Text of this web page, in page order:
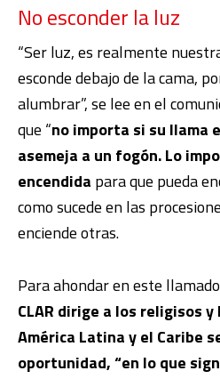
No esconder la luz
“Ser luz, es realmente
esconde debajo de la cama,
alumbrar”, se lee en el
que “no importa si su llama
asemeja a un fogón. Lo
encendida para que pueda
como sucede en las
enciende otras.
Para ahondar en este
CLAR dirige a los religisos
América Latina y el Caribe
oportunidad, “en lo que